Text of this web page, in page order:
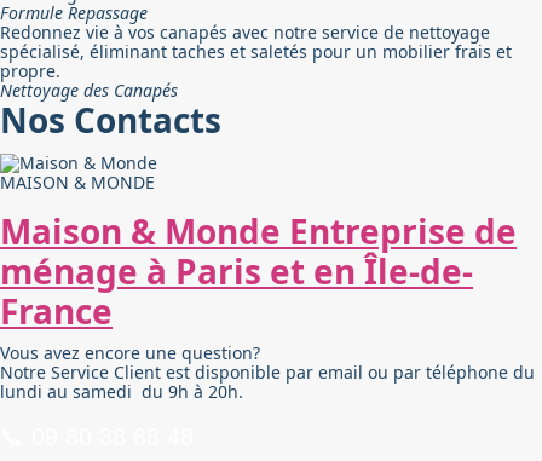
Formule Repassage
Redonnez vie à vos canapés avec notre service de nettoyage
spécialisé, éliminant taches et saletés pour un mobilier frais et
propre.
Nettoyage des Canapés
Nos Contacts
MAISON & MONDE
Maison & Monde Entreprise de
ménage à Paris et en Île-de-
France
Vous avez encore une question?
Notre Service Client est disponible par email ou par téléphone du
lundi au samedi du 9h à 20h.